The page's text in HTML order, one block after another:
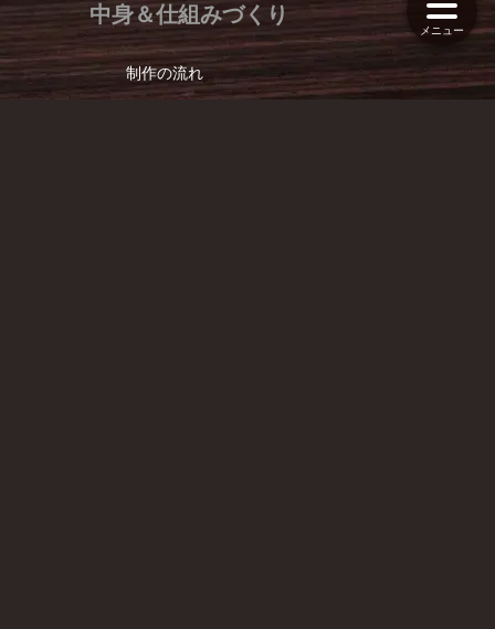
中身＆仕組みづくり
制作の流れ